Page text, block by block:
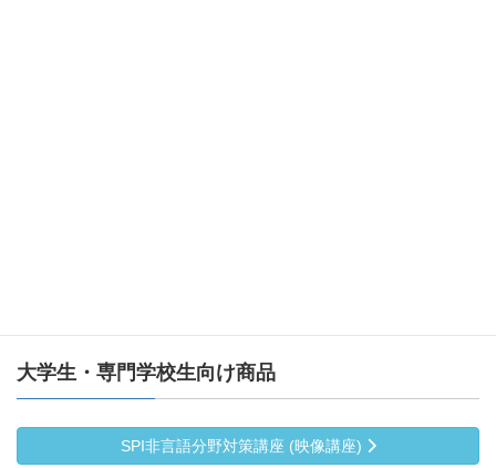
大学生・専門学校生向け商品
SPI非言語分野対策講座 (映像講座)